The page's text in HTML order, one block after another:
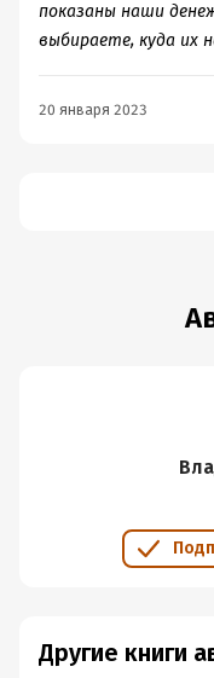
показаны наши
выбираете, куда их
20 января 2023
Другие книги